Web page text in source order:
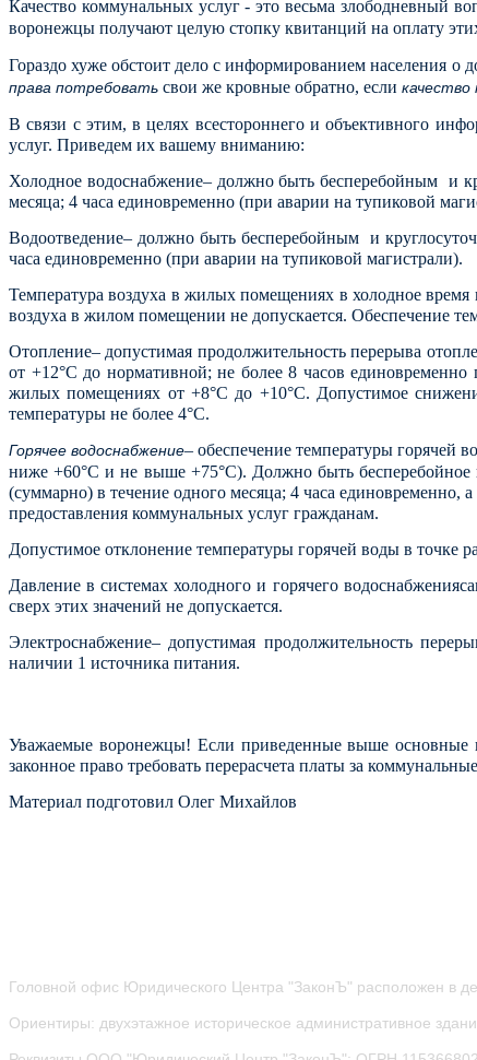
Качество коммунальных услуг - это весьма злободневный
воронежцы получают целую стопку квитанций на оплату
Гораздо хуже обстоит дело с информированием населения о
права потребовать свои же кровные обратно, если качество
В связи с этим, в целях всестороннего и объективного
услуг. Приведем их вашему вниманию:
Холодное водоснабжение– должно быть бесперебойным и
месяца; 4 часа единовременно (при аварии на тупиковой
Водоотведение– должно быть бесперебойным и
часа единовременно (при аварии на тупиковой магистрали).
Температура воздуха в жилых помещениях в холодное время
воздуха в жилом помещении не допускается. Обеспечение
Отопление– допустимая продолжительность перерыва
от +12°С до нормативной; не более 8 часов
жилых помещениях от +8°С до +10°С. Допустимое
температуры не более 4°С.
Горячее водоснабжение– обеспечение температуры горячей
ниже +60°С и не выше +75°С). Должно быть бесперебойное
(суммарно) в течение одного месяца; 4 часа единовременно,
предоставления коммунальных услуг гражданам.
Допустимое отклонение температуры горячей воды в точке
Давление в системах холодного и горячего
сверх этих значений не допускается.
Электроснабжение– допустимая продолжительность
наличии 1 источника питания.
Уважаемые воронежцы! Если приведенные выше основные
законное право требовать перерасчета платы за
Материал подготовил Олег Михайлов
Головной офис Юридического Центра "ЗаконЪ" расположен в
Ориентиры: двухэтажное историческое административное